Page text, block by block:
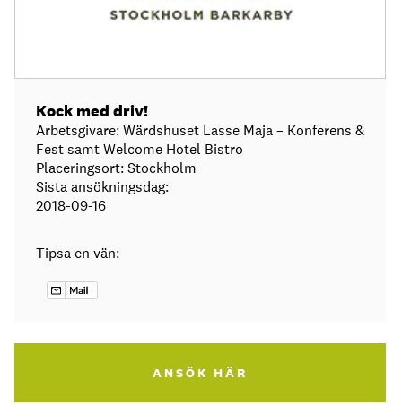
Kock med driv!
Arbetsgivare: Wärdshuset Lasse Maja – Konferens &
Fest samt Welcome Hotel Bistro
Placeringsort: Stockholm
Sista ansökningsdag:
2018-09-16
Tipsa en vän:
ANSÖK HÄR